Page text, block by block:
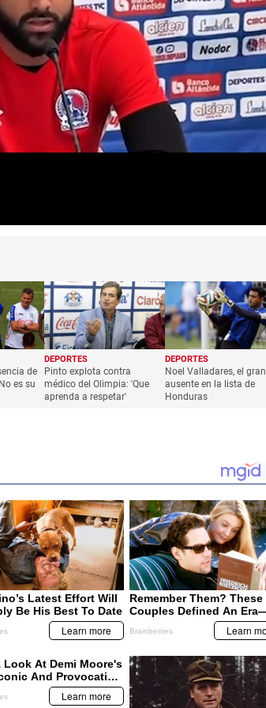
de
es su
DEPORTES
Pinto explota contra
médico del Olimpia: 'Que
aprenda a respetar'
DEPORTES
Noel Valladares, el gran
ausente en la lista de
Honduras